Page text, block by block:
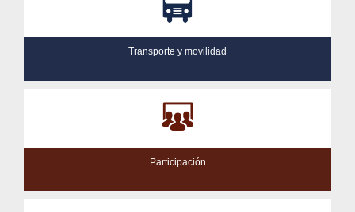
Transporte y movilidad
Participación